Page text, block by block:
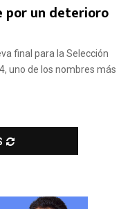
por un deterioro
final para la Selección
uno de los nombres más